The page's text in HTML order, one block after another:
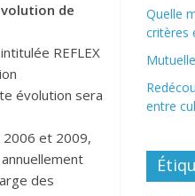
de
REFLEX
évolution sera
2006 et 2009,
des
Quelle
critères
entre